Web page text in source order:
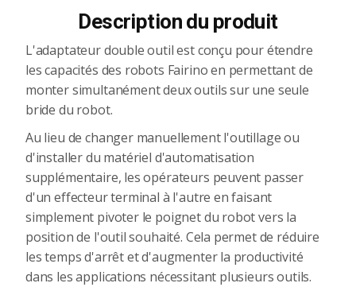
Description du produit
L'adaptateur double outil est conçu pour étendre
les capacités des robots Fairino en permettant de
monter simultanément deux outils sur une seule
bride du robot.
Au lieu de changer manuellement l'outillage ou
d'installer du matériel d'automatisation
supplémentaire, les opérateurs peuvent passer
d'un effecteur terminal à l'autre en faisant
simplement pivoter le poignet du robot vers la
position de l'outil souhaité. Cela permet de réduire
les temps d'arrêt et d'augmenter la productivité
dans les applications nécessitant plusieurs outils.